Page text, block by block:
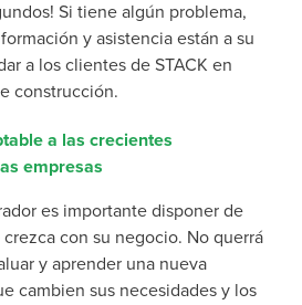
Si tiene algún problema,
y asistencia están a su
a los clientes de STACK en
construcción.
a las crecientes
empresas
es importante disponer de
con su negocio. No querrá
y aprender una nueva
cambien sus necesidades y los